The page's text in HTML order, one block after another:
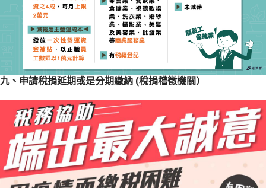
九、申請稅捐延期或是分期繳納 (稅捐稽徵機關）